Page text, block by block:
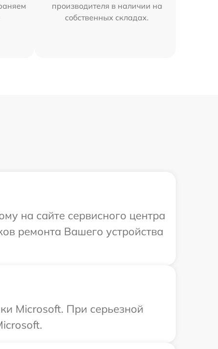
производителя в наличии на
собственных складах.
на сайте сервисного центра
ремонта Вашего устройства
Microsoft. При серьезной